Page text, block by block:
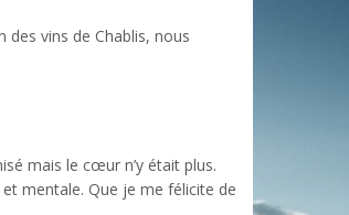
vins de Chablis, nous
mais le cœur n’y était plus.
et mentale. Que je me félicite de